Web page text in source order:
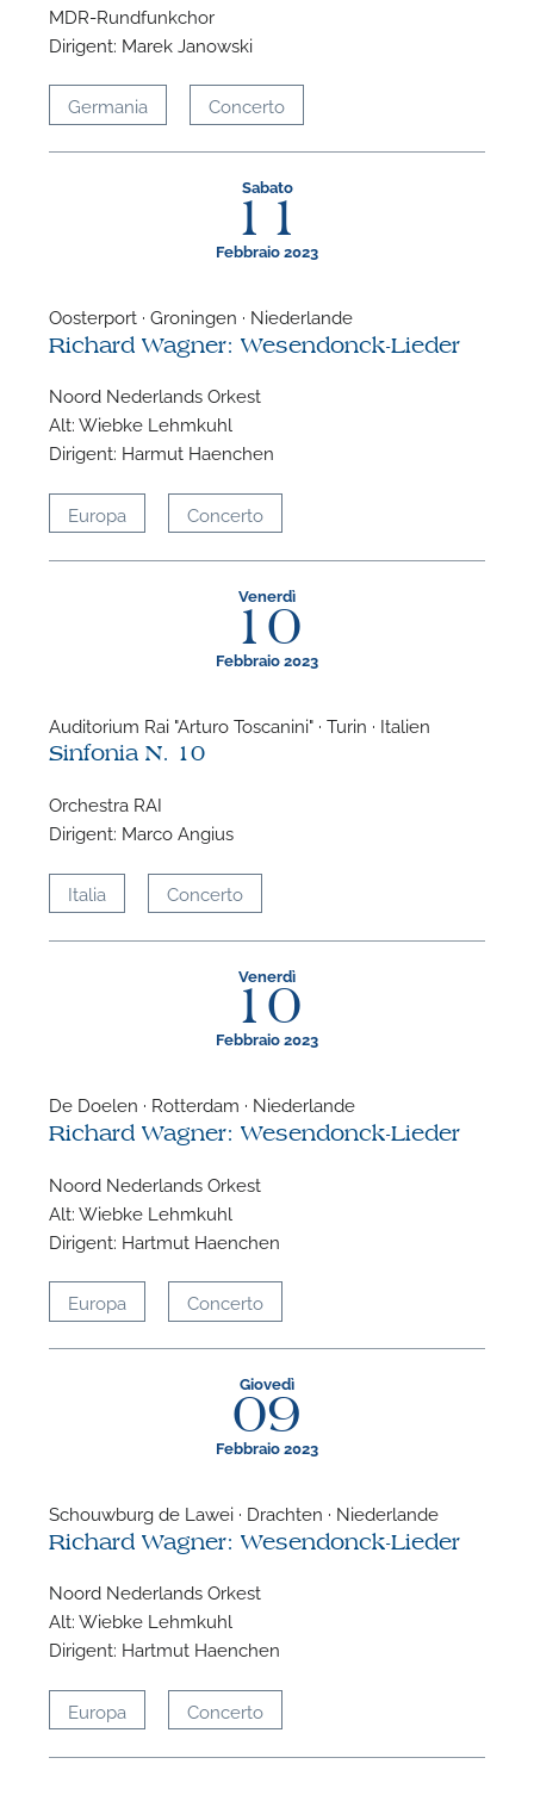
MDR-Rundfunkchor
Dirigent: Marek Janowski
Germania Concerto
Sabato
11
Febbraio 2023
Oosterport · Groningen · Niederlande
Richard Wagner: Wesendonck-Lieder
Noord Nederlands Orkest
Alt: Wiebke Lehmkuhl
Dirigent: Harmut Haenchen
Europa Concerto
Venerdì
10
Febbraio 2023
Auditorium Rai "Arturo Toscanini" · Turin · Italien
Sinfonia N. 10
Orchestra RAI
Dirigent: Marco Angius
Italia Concerto
Venerdì
10
Febbraio 2023
De Doelen · Rotterdam · Niederlande
Richard Wagner: Wesendonck-Lieder
Noord Nederlands Orkest
Alt: Wiebke Lehmkuhl
Dirigent: Hartmut Haenchen
Europa Concerto
Giovedì
09
Febbraio 2023
Schouwburg de Lawei · Drachten · Niederlande
Richard Wagner: Wesendonck-Lieder
Noord Nederlands Orkest
Alt: Wiebke Lehmkuhl
Dirigent: Hartmut Haenchen
Europa Concerto